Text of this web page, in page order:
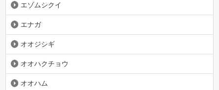
エゾムシクイ
エナガ
オオジシギ
オオハクチョウ
オオハム